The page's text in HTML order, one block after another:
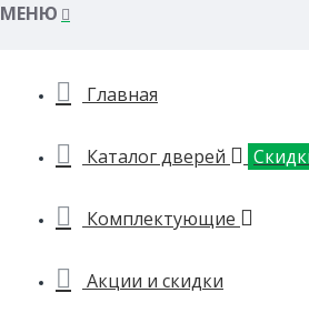
МЕНЮ
Главная
Каталог дверей
Комплектующие
Акции и скидки